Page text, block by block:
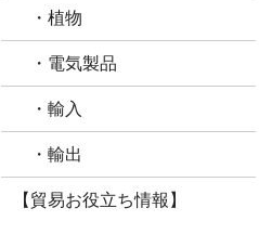
・植物
・電気製品
・輸入
・輸出
【貿易お役立ち情報】